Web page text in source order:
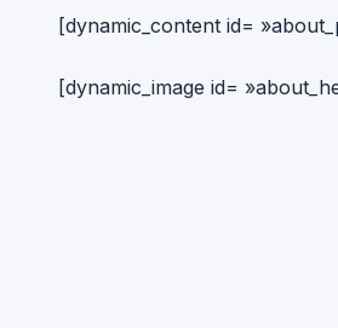
[dynamic_content id=
[dynamic_image id=